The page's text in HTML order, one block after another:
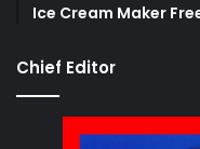
Ice Cream Maker
Chief Editor